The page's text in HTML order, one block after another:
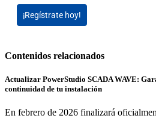
¡Regístrate hoy!
Contenidos relacionados
Actualizar PowerStudio SCADA WAVE:
continuidad de tu instalación
En febrero de 2026 finalizará